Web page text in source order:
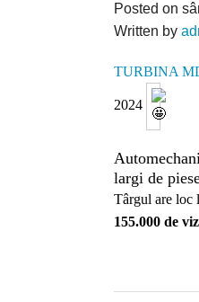
Posted on
Written by
TURBINA
2024
largi de
Târgul are loc
155.000 de